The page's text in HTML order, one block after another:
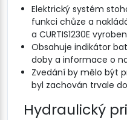
Elektrický systém
funkci chůze a
a CURTIS1230E
Obsahuje indikátor
doby a informace o
Zvedání by mělo být
byl zachován trvale
Hydraulický